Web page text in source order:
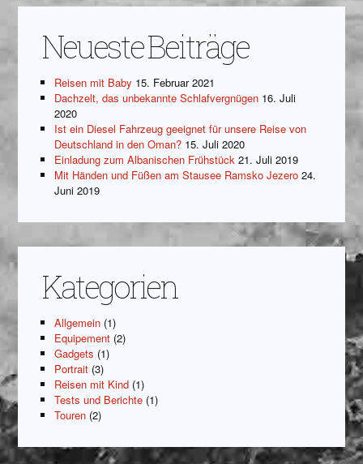
Neueste Beiträge
Reisen mit Baby 15. Februar 2021
Dachzelt, das unbekannte Schlafvergnügen 16. Juli
2020
Ist ein Diesel Fahrzeug geeignet für unsere Reise von
Deutschland in den Oman? 15. Juli 2020
Einladung zum Albanischen Frühstück 21. Juli 2019
Mit Händen und Füßen am Stausee Ramsko Jezero 24.
Juni 2019
Kategorien
Allgemein (1)
Equipement (2)
Gadgets (1)
Portrait (3)
Reisen mit Kind (1)
Tests und Berichte (1)
Touren (2)